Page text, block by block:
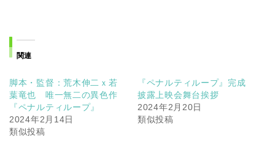
関連
脚本・監督：荒木伸二ｘ若
葉竜也 唯一無二の異色作
『ペナルティループ』
2024年2月14日
類似投稿
『ペナルティループ』完成
披露上映会舞台挨拶
2024年2月20日
類似投稿